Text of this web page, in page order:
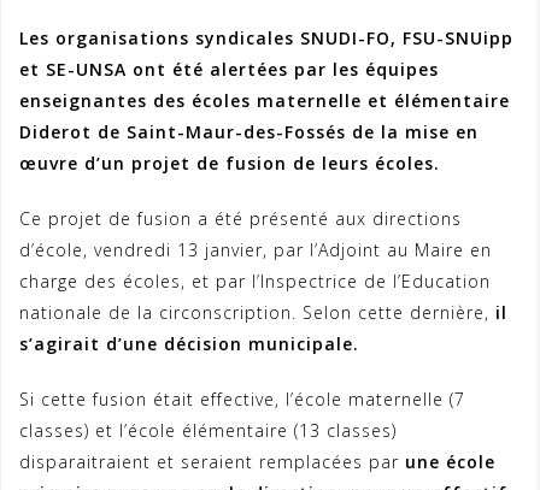
Les organisations syndicales SNUDI-FO, FSU-SNUipp
et SE-UNSA ont été alertées par les équipes
enseignantes des écoles maternelle et élémentaire
Diderot de Saint-Maur-des-Fossés de la mise en
œuvre d’un projet de fusion de leurs écoles.
Ce projet de fusion a été présenté aux directions
d’école, vendredi 13 janvier, par l’Adjoint au Maire en
charge des écoles, et par l’Inspectrice de l’Education
nationale de la circonscription. Selon cette dernière, il
s’agirait d’une décision municipale.
Si cette fusion était effective, l’école maternelle (7
classes) et l’école élémentaire (13 classes)
disparaitraient et seraient remplacées par une école